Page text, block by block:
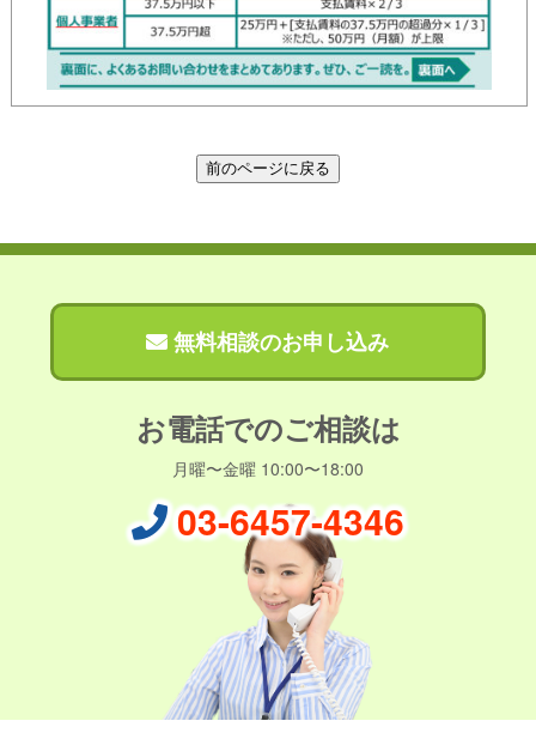
無料相談のお申し込み
お電話でのご相談は
月曜〜金曜 10:00〜18:00
03-6457-4346